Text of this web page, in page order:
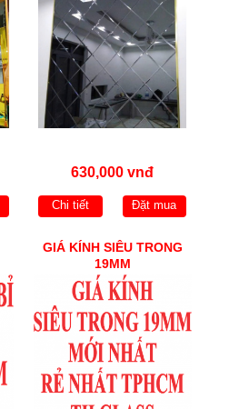
630,000 vnđ
Chi tiết Đặt mua
GIÁ KÍNH SIÊU TRONG
19MM